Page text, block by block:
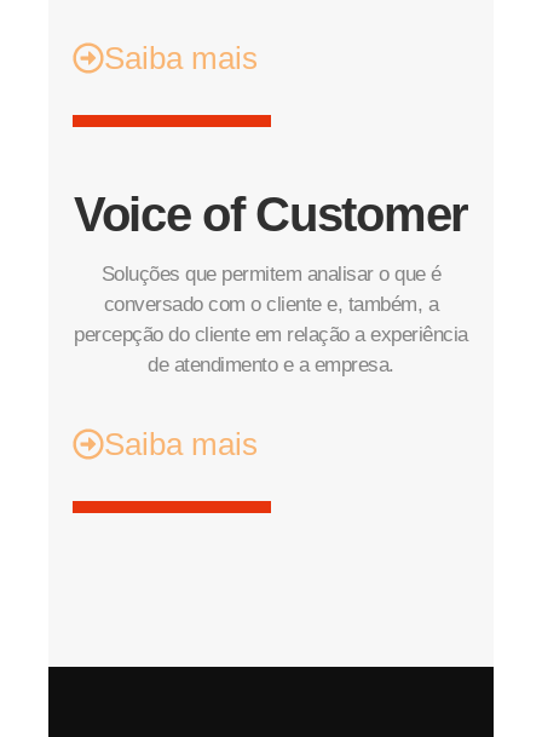
Saiba mais
Voice of Customer
Soluções que permitem analisar o que é
conversado com o cliente e, também, a
percepção do cliente em relação a experiência
de atendimento e a empresa.
Saiba mais